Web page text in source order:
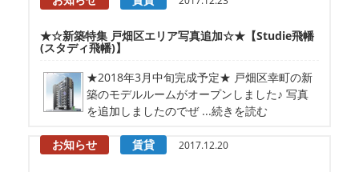
★☆新築特集 戸畑区エリア写真追加☆★【Studie飛幡
(スタディ飛幡)】
★2018年3月中旬完成予定★ 戸畑区幸町の新
築のモデルルームがオープンしました♪ 写真
を追加しましたのでぜ ...続きを読む
お知らせ 賃貸 2017.12.20